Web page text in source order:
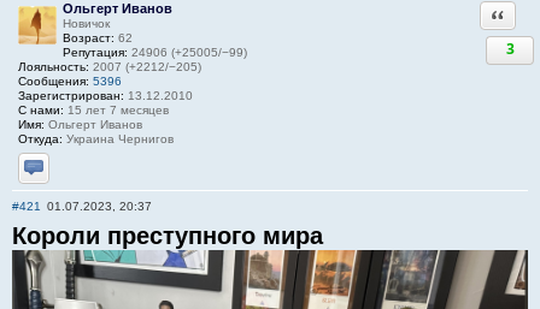
Ольгерт Иванов
Новичок
Возраст: 62
Репутация: 24906 (+25005/−99)
Лояльность: 2007 (+2212/−205)
Сообщения: 5396
Зарегистрирован: 13.12.2010
С нами: 15 лет 7 месяцев
Имя: Ольгерт Иванов
Откуда: Украина Чернигов
Отправить личное сообщение
3
#421 01.07.2023, 20:37
Короли преступного мира